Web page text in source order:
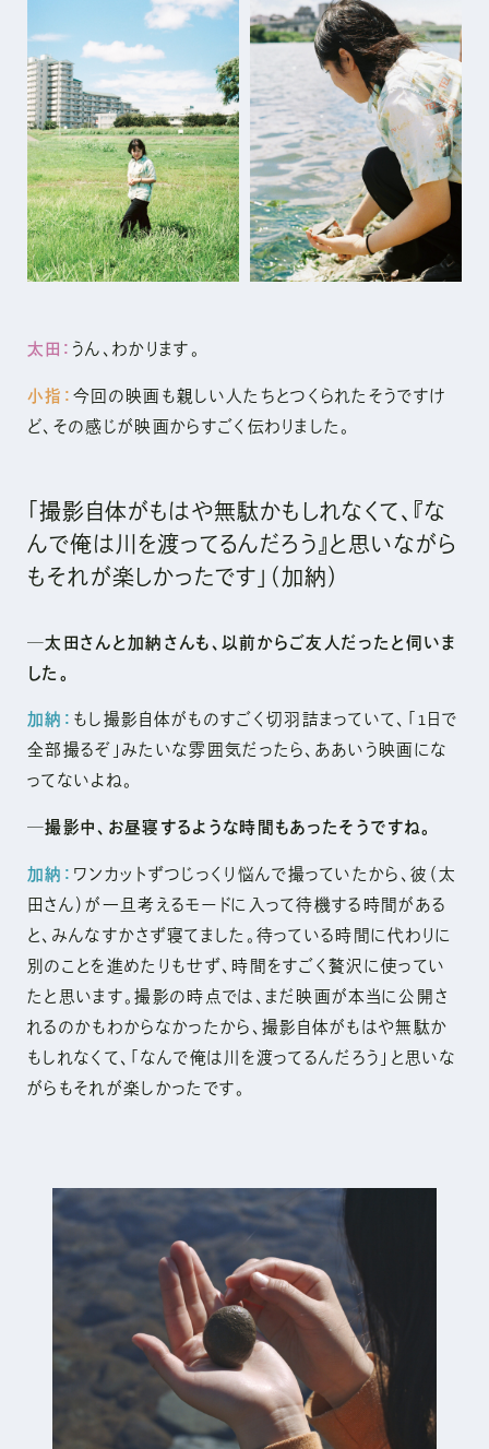
太田： うん、わかります。
小指：今回の映画も親しい人たちとつくられたそうですけ
ど、その感じが映画からすごく伝わりました。
「撮影自体がもはや無駄かもしれなくて、『な
んで俺は川を渡ってるんだろう』と思いながら
もそれが楽しかったです」（加納）
─太田さんと加納さんも、以前からご友人だったと伺いま
した。
加納： もし撮影自体がものすごく切羽詰まっていて、「1日で
全部撮るぞ」みたいな雰囲気だったら、ああいう映画にな
ってないよね。
─撮影中、お昼寝するような時間もあったそうですね。
加納： ワンカットずつじっくり悩んで撮っていたから、彼（太
田さん）が一旦考えるモードに入って待機する時間がある
と、みんなすかさず寝てました。待っている時間に代わりに
別のことを進めたりもせず、時間をすごく贅沢に使ってい
たと思います。撮影の時点では、まだ映画が本当に公開さ
れるのかもわからなかったから、撮影自体がもはや無駄か
もしれなくて、「なんで俺は川を渡ってるんだろう」と思いな
がらもそれが楽しかったです。